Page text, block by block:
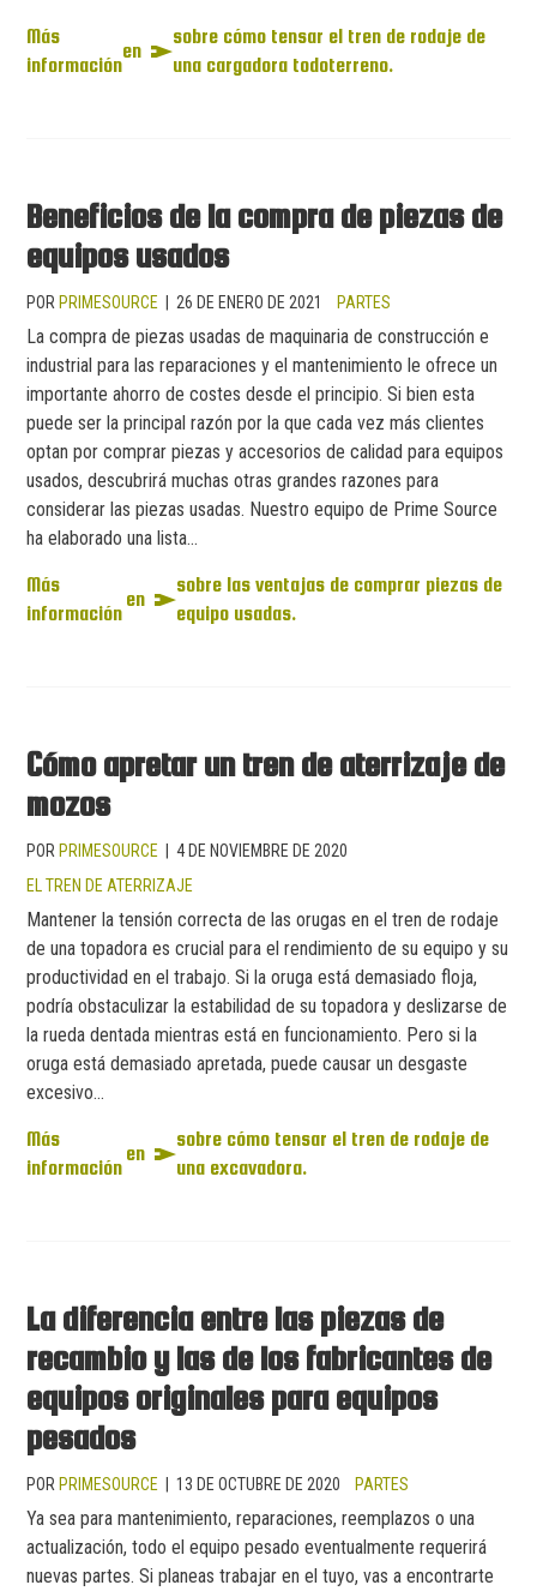
Más
información
en
sobre cómo tensar el tren de rodaje de
una cargadora todoterreno.
Beneficios de la compra de piezas de
equipos usados
POR PRIMESOURCE 26 DE ENERO DE 2021 PARTES
La compra de piezas usadas de maquinaria de construcción e
industrial para las reparaciones y el mantenimiento le ofrece un
importante ahorro de costes desde el principio. Si bien esta
puede ser la principal razón por la que cada vez más clientes
optan por comprar piezas y accesorios de calidad para equipos
usados, descubrirá muchas otras grandes razones para
considerar las piezas usadas. Nuestro equipo de Prime Source
ha elaborado una lista...
Más
información
en
sobre las ventajas de comprar piezas de
equipo usadas.
Cómo apretar un tren de aterrizaje de
mozos
POR PRIMESOURCE
4 DE NOVIEMBRE DE 2020
EL TREN DE ATERRIZAJE
Mantener la tensión correcta de las orugas en el tren de rodaje
de una topadora es crucial para el rendimiento de su equipo y su
productividad en el trabajo. Si la oruga está demasiado floja,
podría obstaculizar la estabilidad de su topadora y deslizarse de
la rueda dentada mientras está en funcionamiento. Pero si la
oruga está demasiado apretada, puede causar un desgaste
excesivo...
Más
información
en
sobre cómo tensar el tren de rodaje de
una excavadora.
La diferencia entre las piezas de
recambio y las de los fabricantes de
equipos originales para equipos
pesados
POR PRIMESOURCE 13 DE OCTUBRE DE 2020 PARTES
Ya sea para mantenimiento, reparaciones, reemplazos o una
actualización, todo el equipo pesado eventualmente requerirá
nuevas partes. Si planeas trabajar en el tuyo, vas a encontrarte